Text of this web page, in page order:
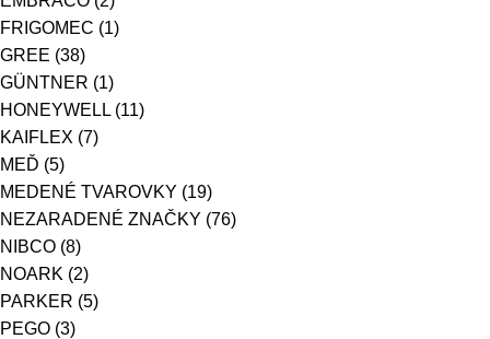
FRIGOMEC (1)
GREE (38)
GÜNTNER (1)
HONEYWELL (11)
KAIFLEX (7)
MEĎ (5)
MEDENÉ TVAROVKY (19)
NEZARADENÉ ZNAČKY (76)
NIBCO (8)
NOARK (2)
PARKER (5)
PEGO (3)